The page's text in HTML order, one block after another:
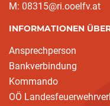
M: 08315@ri.ooelfv.at
INFORMATIONEN
Ansprechperson
Bankverbindung
Kommando
OÖ